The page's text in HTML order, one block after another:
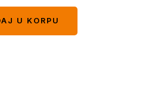
U KORPU